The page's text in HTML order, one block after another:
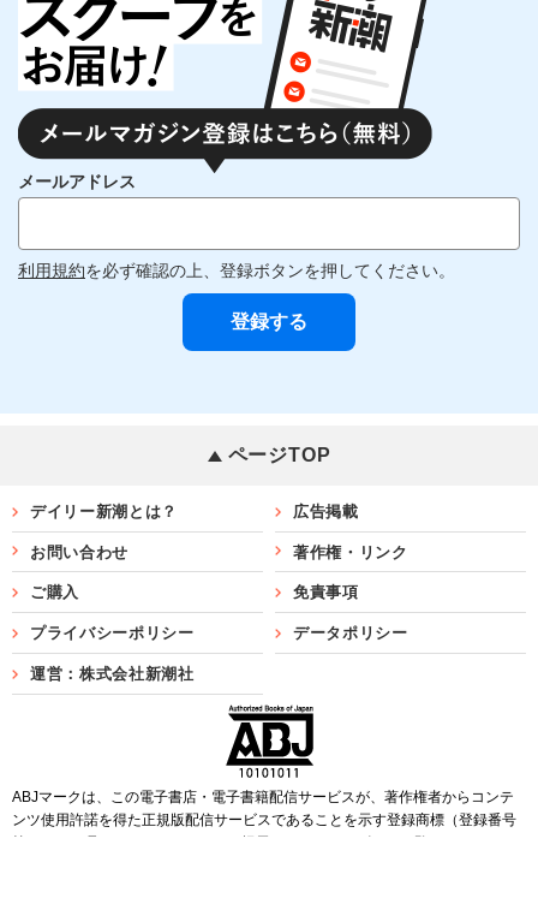
メールアドレス
利用規約を必ず確認の上、登録ボタンを押してください。
ページTOP
デイリー新潮とは？ 広告掲載
お問い合わせ 著作権・リンク
ご購入 免責事項
プライバシーポリシー データポリシー
運営：株式会社新潮社
ABJマークは、この電子書店・電子書籍配信サービスが、著作権者からコンテ
ンツ使用許諾を得た正規版配信サービスであることを示す登録商標（登録番号